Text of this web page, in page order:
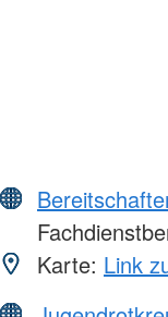
Karte: Link